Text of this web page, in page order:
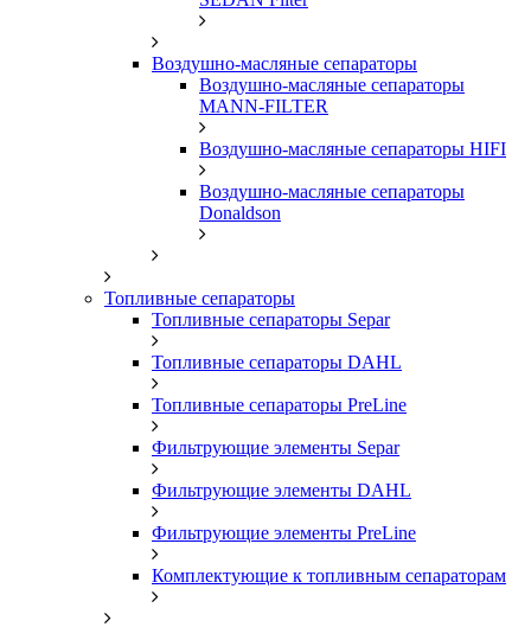
Воздушно-масляные сепараторы
Воздушно-масляные сепараторы
MANN-FILTER
Воздушно-масляные сепараторы HIFI
Воздушно-масляные сепараторы
Donaldson
Топливные сепараторы
Топливные сепараторы Separ
Топливные сепараторы DAHL
Топливные сепараторы PreLine
Фильтрующие элементы Separ
Фильтрующие элементы DAHL
Фильтрующие элементы PreLine
Комплектующие к топливным сепараторам